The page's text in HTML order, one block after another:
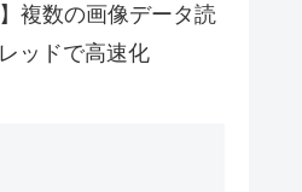
複数の画像データ読
ッドで高速化